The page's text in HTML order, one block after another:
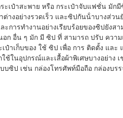
ระเป๋าสะพาย หรือ กระเป๋าจับแฟชั่น
างอย่างรวดเร็ว และซิปกันน้ําบางส่วน
ะการทํางานอย่างเรียบร้อยของซิปยัง
อก อื่น ๆ มัก มี ซิป ที่ สามารถ ปรับ ควา
ป๋าเก็บของ ใช้ ซิป เพื่อ การ ติดตั้ง และ
ช้ในอุปกรณ์และเสื้อผ้าพิเศษบางอย่า
ซิป เช่น กล่องโทรศัพท์มือถือ กล่องบ